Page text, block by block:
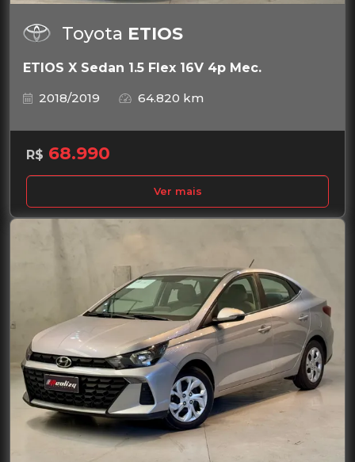
Toyota ETIOS
ETIOS X Sedan 1.5 Flex 16V 4p Mec.
2018/2019
64.820 km
R$ 68.990
Ver mais